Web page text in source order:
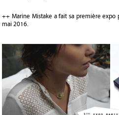
++ Marine Mistake a fait sa première expo
mai 2016.